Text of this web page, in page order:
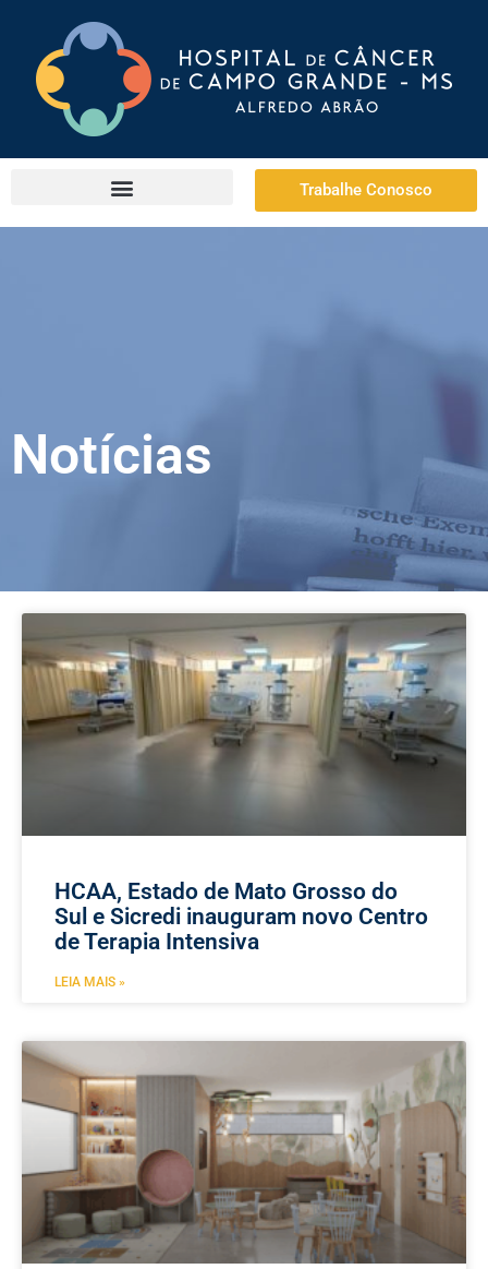
Trabalhe Conosco
Notícias
HCAA, Estado de Mato Grosso do
Sul e Sicredi inauguram novo Centro
de Terapia Intensiva
LEIA MAIS »